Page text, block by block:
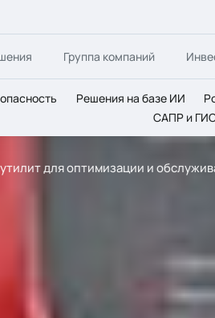
Группа компаний
Решения на базе ИИ
САПР и
для оптимизации и